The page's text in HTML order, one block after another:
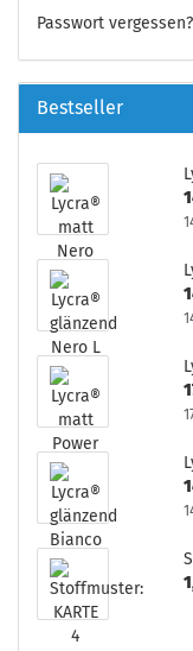
Passwort vergessen?
Bestseller